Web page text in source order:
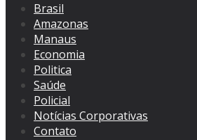
Brasil
Amazonas
Manaus
Economia
Politica
Saúde
Policial
Notícias Corporativas
Contato